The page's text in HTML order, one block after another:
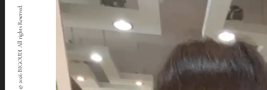
© 2026 BIGOUDI All rights Reserved.
ー
ヤ
ー